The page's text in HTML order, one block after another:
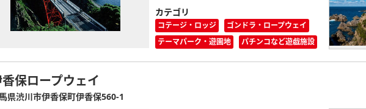
カテゴリ
コテージ・ロッジ
ゴンドラ・ロープウェイ
テーマパーク・遊園地
パチンコなど遊戯施設
保ロープウェイ
県渋川市伊香保町伊香保560-1